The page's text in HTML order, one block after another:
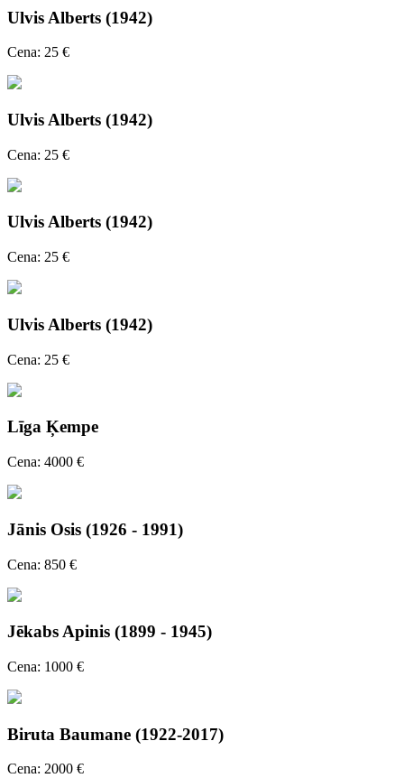
Ulvis Alberts (1942)
Cena: 25 €
Ulvis Alberts (1942)
Cena: 25 €
Ulvis Alberts (1942)
Cena: 25 €
Ulvis Alberts (1942)
Cena: 25 €
Līga Ķempe
Cena: 4000 €
Jānis Osis (1926 - 1991)
Cena: 850 €
Jēkabs Apinis (1899 - 1945)
Cena: 1000 €
Biruta Baumane (1922-2017)
Cena: 2000 €